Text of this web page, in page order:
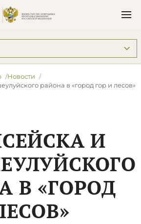
Новости
района в «город гор и лесов»
И
В «ГОРОД